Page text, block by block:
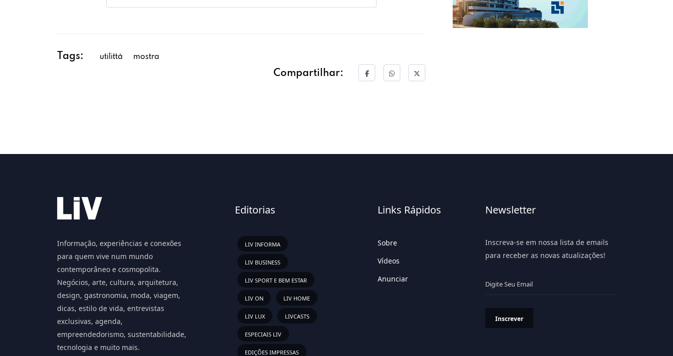
Tags: utilittà mostra
Compartilhar:
Informação, experiências e conexões
para quem vive num mundo
contemporâneo e cosmopolita.
Negócios, arte, cultura, arquitetura,
design, gastronomia, moda, viagem,
dicas, estilo de vida, entrevistas
exclusivas, agenda,
empreendedorismo, sustentabilidade,
tecnologia e muito mais.
Editorias
LIV INFORMA
LIV BUSINESS
LIV SPORT E BEM ESTAR
LIV ON LIV HOME
LIV LUX LIVCASTS
ESPECIAIS LIV
EDIÇÕES IMPRESSAS
Links Rápidos
Sobre
Vídeos
Anunciar
Newsletter
Inscreva-se em nossa lista de emails
para receber as novas atualizações!
Inscrever